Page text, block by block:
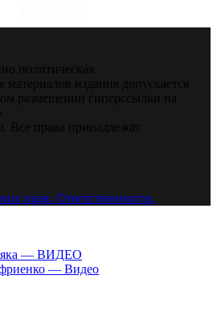
политическая
материалов издания допускается
размещении гиперссылки на
Все права принадлежат
прав. Ответственности.
— ВИДЕО
— Видео